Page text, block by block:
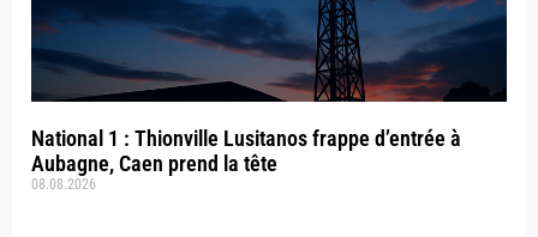
National 1 : Thionville Lusitanos frappe d’entrée à
Aubagne, Caen prend la tête
08.08.2026